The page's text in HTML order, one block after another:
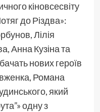
кіновсесвіту
до Різдва»:
Лілія
Анна Кузіна та
нових героїв
Романа
який
одну з